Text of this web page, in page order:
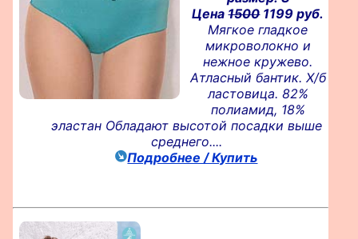
Цена15001199 руб.
Мягкое гладкое
микроволокно и
нежное кружево.
Атласный бантик. Х/б
ластовица. 82%
полиамид, 18%
эластан Обладают высотой посадки выше
среднего....
Подробнее / Купить